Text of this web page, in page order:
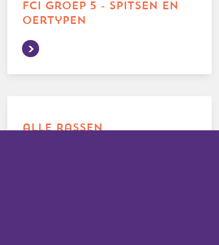
fci groep 5 - spitsen en
oertypen
alle rassen